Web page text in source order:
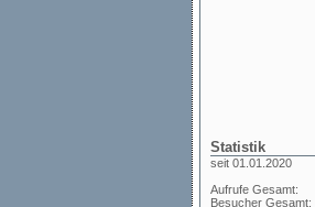
Statistik
seit 01.01.2020
Aufrufe Gesamt:
Besucher Gesamt: